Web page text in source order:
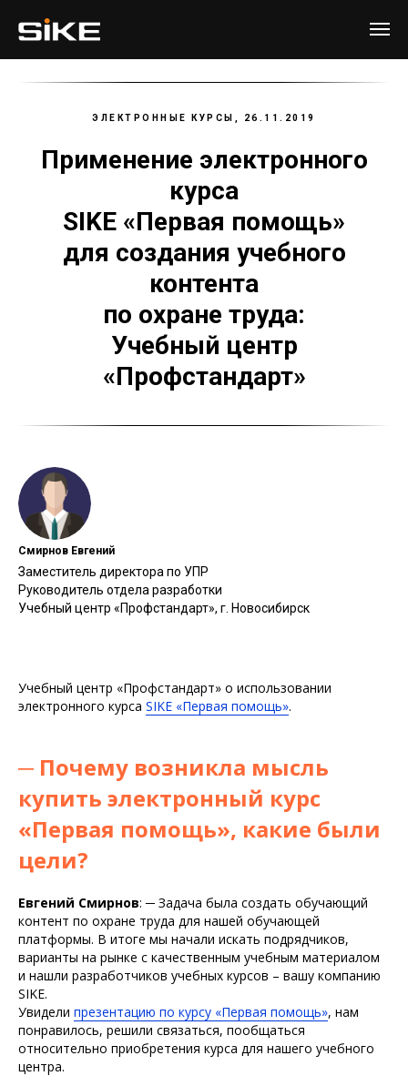
ЭЛЕКТРОННЫЕ КУРСЫ, 26.11.2019
Применение электронного
курса
SIKE «Первая помощь»
для создания учебного
контента
по охране труда:
Учебный центр
«Профстандарт»
Смирнов Евгений
Заместитель директора по УПР
Руководитель отдела разработки
Учебный центр «Профстандарт», г. Новосибирск
Учебный центр «Профстандарт» о использовании
электронного курса SIKE «Первая помощь».
─ Почему возникла мысль
купить электронный курс
«Первая помощь», какие были
цели?
Евгений Смирнов: ─ Задача была создать обучающий
контент по охране труда для нашей обучающей
платформы. В итоге мы начали искать подрядчиков,
варианты на рынке с качественным учебным материалом
и нашли разработчиков учебных курсов – вашу компанию
SIKE.
Увидели презентацию по курсу «Первая помощь», нам
понравилось, решили связаться, пообщаться
относительно приобретения курса для нашего учебного
центра.